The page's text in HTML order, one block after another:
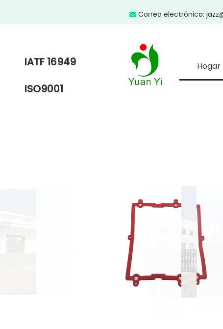
 Correo electrónico:
IATF 16949
ISO9001
Hogar